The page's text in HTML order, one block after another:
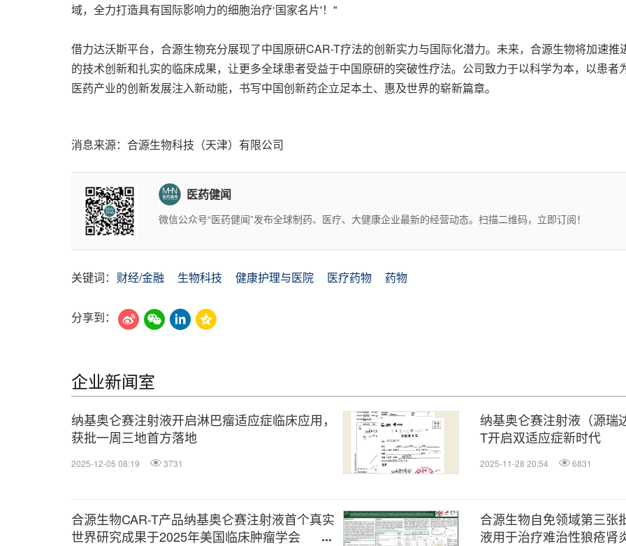
域，全力打造具有国际影响力的细胞治疗‘国家名片'！"
借力达沃斯平台，合源生物充分展现了中国原研CAR-T疗法的创新实力与国际化潜力。未来，合源生物将加速
的技术创新和扎实的临床成果，让更多全球患者受益于中国原研的突破性疗法。公司致力于以科学为本，以患
医药产业的创新发展注入新动能，书写中国创新药企立足本土、惠及世界的崭新篇章。
消息来源：合源生物科技（天津）有限公司
医药健闻
微信公众号“医药健闻”发布全球制药、医疗、大健康企业最新的经营动态。扫描二维码，立即订阅！
关键词： 财经/金融 生物科技 健康护理与医院 医疗药物 药物
分享到：
企业新闻室
纳基奥仑赛注射液开启淋巴瘤适应症临床应用，
获批一周三地首方落地
2025-12-05 08:19 3731
纳基奥仑赛注射液（源瑞
T开启双适应症新时代
2025-11-28 20:54 6831
合源生物CAR-T产品纳基奥仑赛注射液首个真实
世界研究成果于2025年美国临床肿瘤学会
合源生物自免领域第三张
液用于治疗难治性狼疮肾